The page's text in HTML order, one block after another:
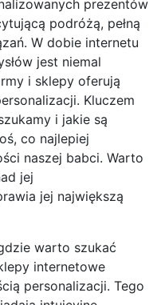
prezentów
podróżą, pełną
W dobie internetu
jest niemal
i sklepy oferują
Kluczem
i jakie są
co najlepiej
naszej babci. Warto
jej
jej największą
warto szukać
internetowe
personalizacji. Tego